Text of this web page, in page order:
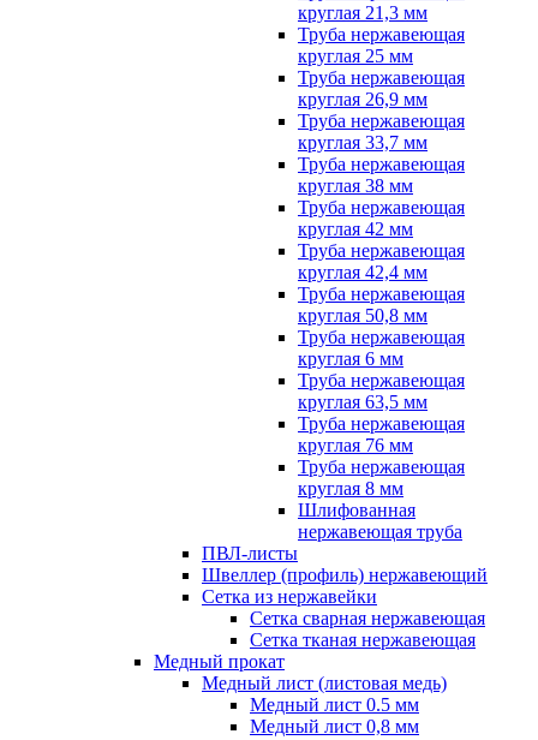
круглая 21,3 мм
Труба нержавеющая
круглая 25 мм
Труба нержавеющая
круглая 26,9 мм
Труба нержавеющая
круглая 33,7 мм
Труба нержавеющая
круглая 38 мм
Труба нержавеющая
круглая 42 мм
Труба нержавеющая
круглая 42,4 мм
Труба нержавеющая
круглая 50,8 мм
Труба нержавеющая
круглая 6 мм
Труба нержавеющая
круглая 63,5 мм
Труба нержавеющая
круглая 76 мм
Труба нержавеющая
круглая 8 мм
Шлифованная
нержавеющая труба
ПВЛ-листы
Швеллер (профиль) нержавеющий
Сетка из нержавейки
Сетка сварная нержавеющая
Сетка тканая нержавеющая
Медный прокат
Медный лист (листовая медь)
Медный лист 0.5 мм
Медный лист 0,8 мм